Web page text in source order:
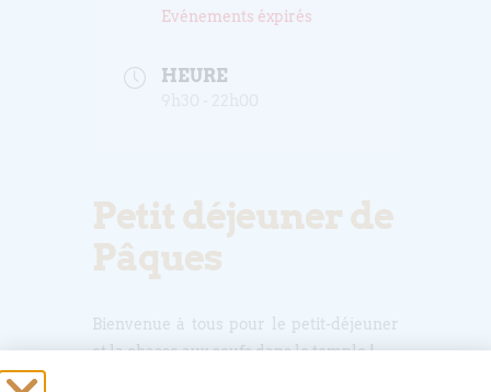
Evénements éxpirés
HEURE
Petit déjeuner de
Pâques
Bienvenue à tous pour le petit-déjeuner
et la chasse aux oeufs dans le temple !